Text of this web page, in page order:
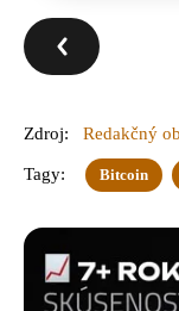
Zdroj: Redakčný
Tagy: Bitcoin